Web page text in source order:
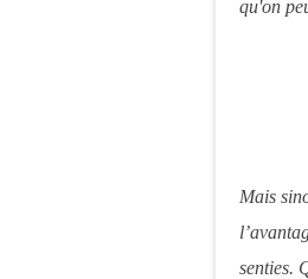
qu'on
Mais
senties.